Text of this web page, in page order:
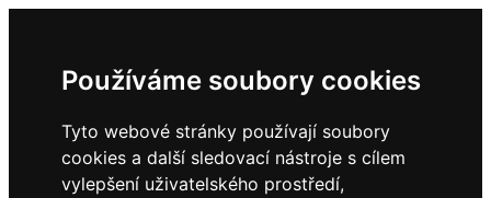
Používáme soubory cookies
Tyto webové stránky používají soubory
cookies a další sledovací nástroje s cílem
vylepšení uživatelského prostředí,